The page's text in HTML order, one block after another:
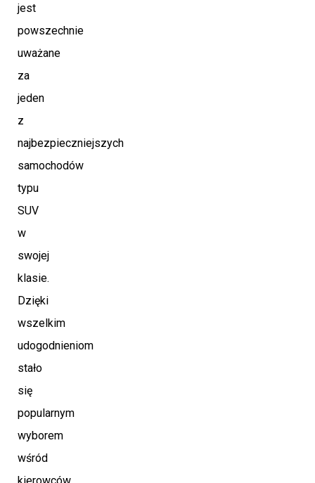
jest
powszechnie
uważane
za
jeden
z
najbezpieczniejszych
samochodów
typu
SUV
w
swojej
klasie.
Dzięki
wszelkim
udogodnieniom
stało
się
popularnym
wyborem
wśród